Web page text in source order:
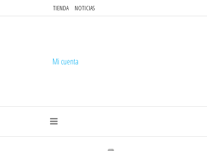
TIENDA NOTICIAS
Mi cuenta